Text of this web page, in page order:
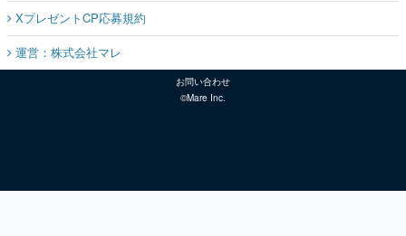
XプレゼントCP応募規約
運営：株式会社マレ
お問い合わせ
©Mare Inc.